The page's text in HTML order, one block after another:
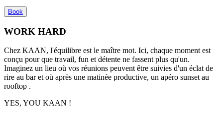
Book
WORK HARD
Chez KAAN, l'équilibre est le maître mot. Ici, chaque moment est
conçu pour que travail, fun et détente ne fassent plus qu'un.
Imaginez un lieu où vos réunions peuvent être suivies d'un éclat de
rire au bar et où après une matinée productive, un apéro sunset au
rooftop .
YES, YOU KAAN !